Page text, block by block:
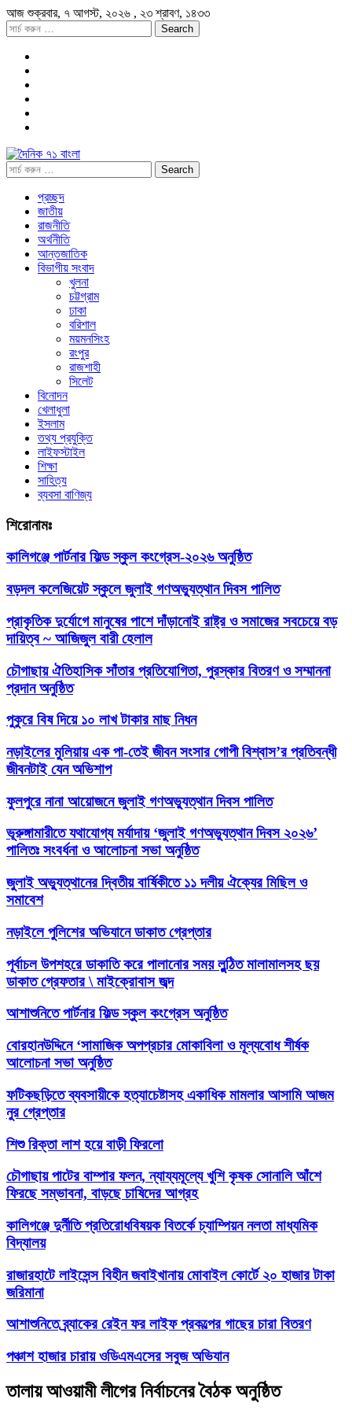
আজশুক্রবার, ৭ আগস্ট, ২০২৬ , ২৩ শ্রাবণ, ১৪৩৩
প্রচ্ছদ
জাতীয়
রাজনীতি
অর্থনীতি
আন্তজাতিক
বিভাগীয় সংবাদ
খুলনা
চট্টগ্রাম
ঢাকা
বরিশাল
ময়মনসিংহ
রংপুর
রাজশাহী
সিলেট
বিনোদন
খেলাধুলা
ইসলাম
তথ্য প্রযুক্তি
লাইফস্টাইল
শিক্ষা
সাহিত্য
ব্যবসা বাণিজ্য
শিরোনামঃ
কালিগঞ্জে পার্টনার ফিল্ড স্কুল কংগ্রেস-২০২৬ অনুষ্ঠিত
বড়দল কলেজিয়েট স্কুলে জুলাই গণঅভ্যুত্থান দিবস পালিত
প্রাকৃতিক দুর্যোগে মানুষের পাশে দাঁড়ানোই রাষ্ট্র ও সমাজের সবচেয়ে বড়
দায়িত্ব ~ আজিজুল বারী হেলাল
চৌগাছায় ঐতিহাসিক সাঁতার প্রতিযোগিতা, পুরস্কার বিতরণ ও সম্মাননা
প্রদান অনুষ্ঠিত
পুকুরে বিষ দিয়ে ১০ লাখ টাকার মাছ নিধন
নড়াইলের মুলিয়ায় এক পা-তেই জীবন সংসার গোপী বিশ্বাস’র প্রতিবন্ধী
জীবনটাই যেন অভিশাপ
ফুলপুরে নানা আয়োজনে জুলাই গণঅভ্যুত্থান দিবস পালিত
ভূরুঙ্গামারীতে যথাযোগ্য মর্যাদায় ‘জুলাই গণঅভ্যুত্থান দিবস ২০২৬’
পালিতঃ সংবর্ধনা ও আলোচনা সভা অনুষ্ঠিত
জুলাই অভ্যুত্থানের দ্বিতীয় বার্ষিকীতে ১১ দলীয় ঐক্যের মিছিল ও
সমাবেশ
নড়াইলে পুলিশের অভিযানে ডাকাত গ্রেপ্তার
পূর্বাচল উপশহরে ডাকাতি করে পালানোর সময় লুন্ঠিত মালামালসহ ছয়
ডাকাত গ্রেফতার \ মাইক্রোবাস জব্দ
আশাশুনিতে পার্টনার ফিল্ড স্কুল কংগ্রেস অনুষ্ঠিত
‎বোরহানউদ্দিনে ‘সামাজিক অপপ্রচার মোকাবিলা ও মূল্যবোধ শীর্ষক
আলোচনা সভা অনুষ্ঠিত
ফটিকছড়িতে ব্যবসায়ীকে হত্যাচেষ্টাসহ একাধিক মামলার আসামি আজম
নুর গ্রেপ্তার
শিশু রিক্তা লাশ হয়ে বাড়ী ফিরলো
চৌগাছায় পাটের বাম্পার ফলন, ন্যায্যমূল্যে খুশি কৃষক সোনালি আঁশে
ফিরছে সম্ভাবনা, বাড়ছে চাষিদের আগ্রহ
কালিগঞ্জে দুর্নীতি প্রতিরোধবিষয়ক বিতর্কে চ্যাম্পিয়ন নলতা মাধ্যমিক
বিদ্যালয়
রাজারহাটে লাইসেন্স বিহীন জবাইখানায় মোবাইল কোর্টে ২০ হাজার টাকা
জরিমানা
আশাশুনিতে ব্র্যাকের রেইন ফর লাইফ প্রকল্পের গাছের চারা বিতরণ
পঞ্চাশ হাজার চারায় ওডিএমএসের সবুজ অভিযান
তালায় আওয়ামী লীগের নির্বাচনের বৈঠক অনুষ্ঠিত